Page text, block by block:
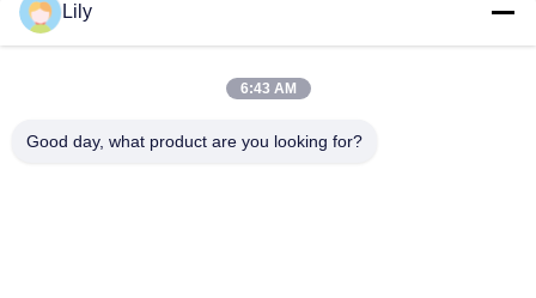
Ημι αυτόματος διαστολέας εμπορευματοκιβωτίων 20 πόδια
40 πόδια εμπορευματοκιβωτίων
Τηλεσκοπικό υδραυλικό ηλεκτρικό εμπορευματοκιβώτιο
Lily
6:43 AM
Good day, what product are you looking for?